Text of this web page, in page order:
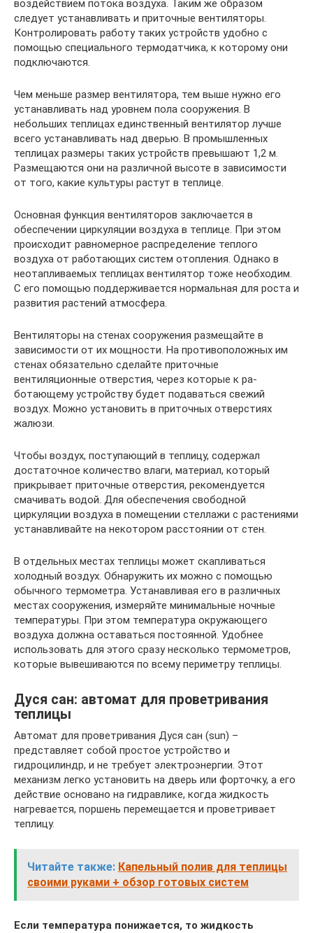
воздействием потока воздуха. Таким же образом
следует устанавливать и приточные вен­тиляторы.
Контролировать работу таких устройств удобно с
помощью специального термодатчика, к ко­торому они
подключаются.
Чем меньше размер вентилятора, тем выше нуж­но его
устанавливать над уровнем пола сооружения. В
небольших теплицах единственный вентилятор лучше
всего устанавливать над дверью. В промыш­ленных
теплицах размеры таких устройств превы­шают 1,2 м.
Размещаются они на различной высо­те в зависимости
от того, какие культуры растут в теплице.
Основная функция вентиляторов заключается в
обеспечении циркуляции воздуха в теплице. При этом
происходит равномерное распределение теп­лого
воздуха от работающих систем отопления. Однако в
неотапливаемых теплицах вентилятор тоже необходим.
С его помощью поддерживает­ся нормальная для роста и
развития растений ат­мосфера.
Вентиляторы на стенах сооружения размещайте в
зависимости от их мощности. На противополож­ных им
стенах обязательно сделайте приточные
вентиляционные отверстия, через которые к ра­
ботающему устройству будет подаваться свежий
воздух. Можно установить в приточных отвер­стиях
жалюзи.
Чтобы воздух, поступающий в теплицу, содер­жал
достаточное количество влаги, материал, кото­рый
прикрывает приточные отверстия, рекоменду­ется
смачивать водой. Для обеспечения свободной
циркуляции воздуха в помещении стеллажи с рас­тениями
устанавливайте на некотором расстоянии от стен.
В отдельных местах теплицы может скапливать­ся
холодный воздух. Обнаружить их можно с по­мощью
обычного термометра. Устанавливая его в раз­личных
местах сооружения, измеряйте минимальные ночные
температуры. При этом температура окружа­ющего
воздуха должна оставаться постоянной. Удоб­нее
использовать для этого сразу несколько термо­метров,
которые вывешиваются по всему периметру теплицы.
Дуся сан: автомат для проветривания
теплицы
Автомат для проветривания Дуся сан (sun) –
представляет собой простое устройство и
гидроцилиндр, и не требует электроэнергии. Этот
механизм легко установить на дверь или форточку, а его
действие основано на гидравлике, когда жидкость
нагревается, поршень перемещается и проветривает
теплицу.
Читайте также: Капельный полив для теплицы
своими руками + обзор готовых систем
Если температура понижается, то жидкость